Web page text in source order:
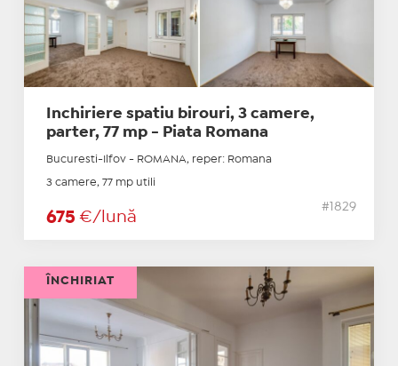
Inchiriere spatiu birouri, 3 camere,
parter, 77 mp - Piata Romana
Bucuresti-Ilfov - ROMANA, reper: Romana
3 camere, 77 mp utili
675 €/lună
#1829
ÎNCHIRIAT